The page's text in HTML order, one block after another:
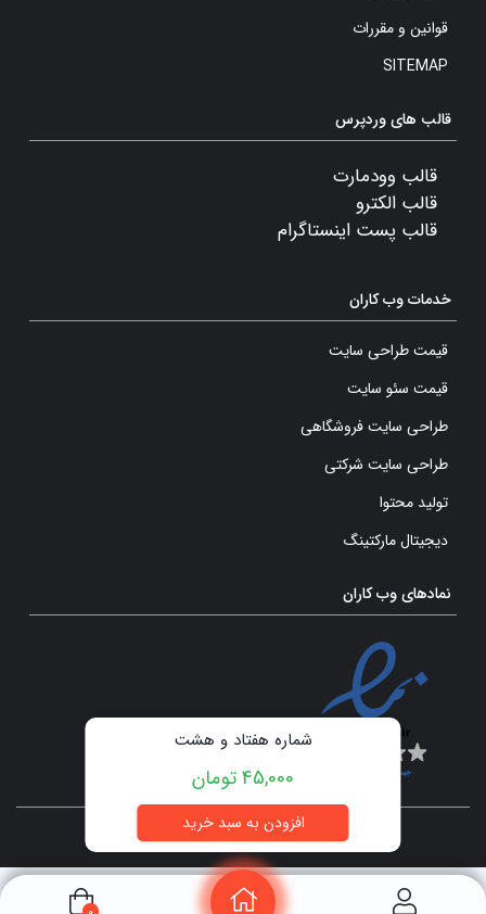
قوانین و مقررات
SITEMAP
قالب های وردپرس
قالب وودمارت
قالب الکترو
قالب پست اینستاگرام
خدمات وب کاران
قیمت طراحی سایت
قیمت سئو سایت
طراحی سایت فروشگاهی
طراحی سایت شرکتی
تولید محتوا
دیجیتال مارکتینگ
نمادهای وب کاران
تمامی حقوق برای سایت وب کاران محفوظ است.
شماره هفتاد و هشت
45,000 تومان